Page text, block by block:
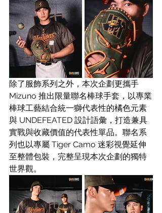
除了服飾系列之外，本次企劃更攜手
Mizuno 推出限量聯名棒球手套，以專業
棒球工藝結合統一獅代表性的橘色元素
與 UNDEFEATED 設計語彙，打造兼具
實戰與收藏價值的代表性單品。聯名系
列也以專屬 Tiger Camo 迷彩視覺延伸
至整體包裝，完整呈現本次企劃的獨特
世界觀。